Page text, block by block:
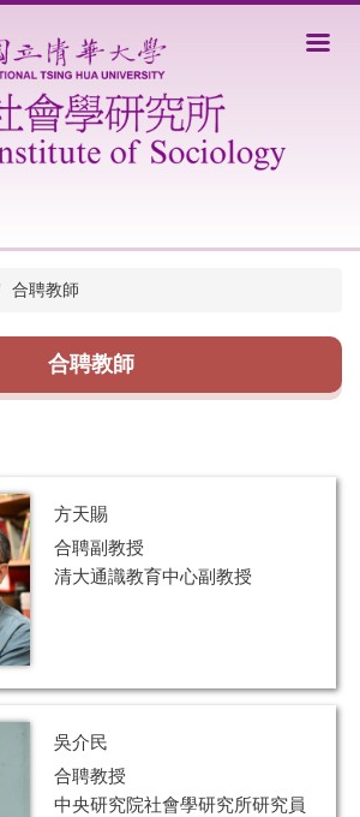
合聘教師
合聘教師
方天賜
合聘副教授
清大通識教育中心副教授
吳介民
合聘教授
中央研究院社會學研究所研究員